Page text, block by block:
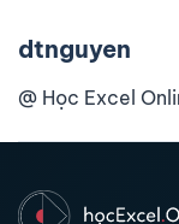
dtnguyen
@ Học Excel